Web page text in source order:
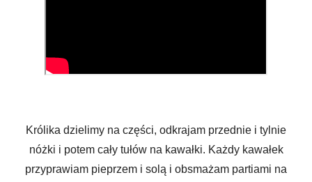
Królika dzielimy na części, odkrajam przednie i tylnie
nóżki i potem cały tułów na kawałki. Każdy kawałek
przyprawiam pieprzem i solą i obsmażam partiami na